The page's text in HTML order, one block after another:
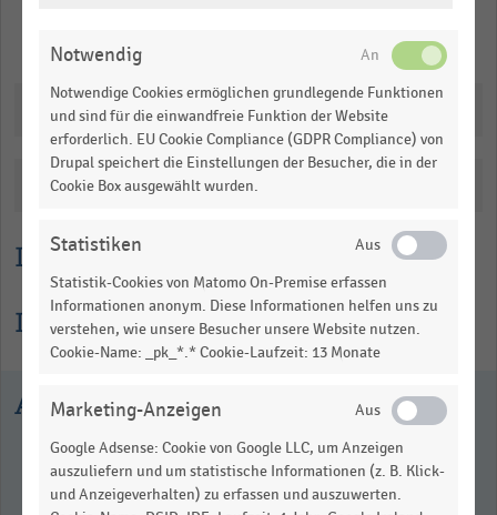
Lesehilfe
Informationen zur Statistik
1.1018636363636365.
table.
Downloads
Katalogisierung
Ausgewählte Statistiken
Notwendig
Notwendige Cookies ermöglichen grundlegende Funktionen
und sind für die einwandfreie Funktion der Website
erforderlich. EU Cookie Compliance (GDPR Compliance) von
Drupal speichert die Einstellungen der Besucher, die in der
Cookie Box ausgewählt wurden.
Statistiken
Statistik-Cookies von Matomo On-Premise erfassen
Informationen anonym. Diese Informationen helfen uns zu
verstehen, wie unsere Besucher unsere Website nutzen.
Cookie-Name: _pk_*.* Cookie-Laufzeit: 13 Monate
Marketing-Anzeigen
Google Adsense: Cookie von Google LLC, um Anzeigen
auszuliefern und um statistische Informationen (z. B. Klick-
und Anzeigeverhalten) zu erfassen und auszuwerten.